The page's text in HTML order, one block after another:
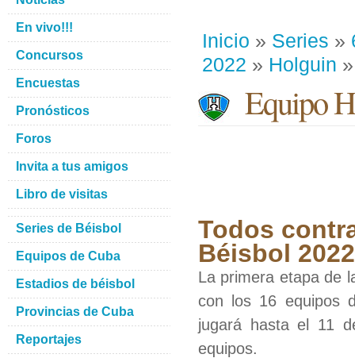
Inicio » Series »
2022 » Holguin
Equipo
Todos
Béisbol 2022
La primera etapa de
con los 16 equipos
jugará hasta el 11
equipos.
En vivo!!!
Concursos
Encuestas
Pronósticos
Foros
Invita a tus amigos
Libro de visitas
Series de Béisbol
Equipos de Cuba
Estadios de béisbol
Provincias de Cuba
Reportajes